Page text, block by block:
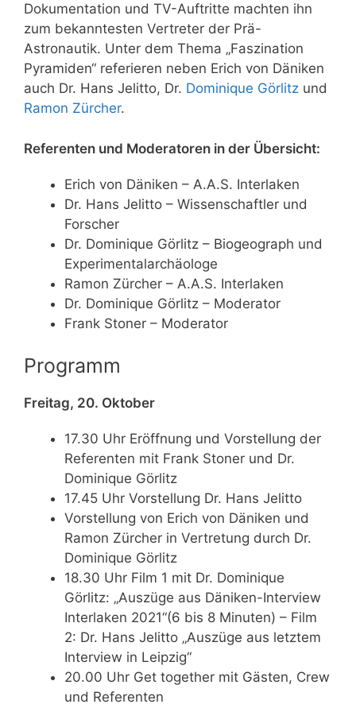
Dokumentation und TV-Auftritte machten ihn
zum bekanntesten Vertreter der Prä-
Astronautik. Unter dem Thema „Faszination
Pyramiden“ referieren neben Erich von Däniken
auch Dr. Hans Jelitto, Dr. Dominique Görlitz und
Ramon Zürcher.
Referenten und Moderatoren in der Übersicht:
Erich von Däniken – A.A.S. Interlaken
Dr. Hans Jelitto – Wissenschaftler und
Forscher
Dr. Dominique Görlitz – Biogeograph und
Experimentalarchäologe
Ramon Zürcher – A.A.S. Interlaken
Dr. Dominique Görlitz – Moderator
Frank Stoner – Moderator
Programm
Freitag, 20. Oktober
17.30 Uhr Eröffnung und Vorstellung der
Referenten mit Frank Stoner und Dr.
Dominique Görlitz
17.45 Uhr Vorstellung Dr. Hans Jelitto
Vorstellung von Erich von Däniken und
Ramon Zürcher in Vertretung durch Dr.
Dominique Görlitz
18.30 Uhr Film 1 mit Dr. Dominique
Görlitz: „Auszüge aus Däniken-Interview
Interlaken 2021“(6 bis 8 Minuten) – Film
2: Dr. Hans Jelitto „Auszüge aus letztem
Interview in Leipzig“
20.00 Uhr Get together mit Gästen, Crew
und Referenten